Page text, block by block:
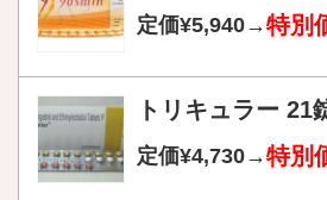
定価¥5,940→特別
トリキュラー 21
定価¥4,730→特別